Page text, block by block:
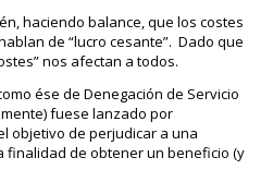
haciendo balance, que los costes
de “lucro cesante”. Dado que
nos afectan a todos.
ése de Denegación de Servicio
fuese lanzado por
objetivo de perjudicar a una
finalidad de obtener un beneficio (y